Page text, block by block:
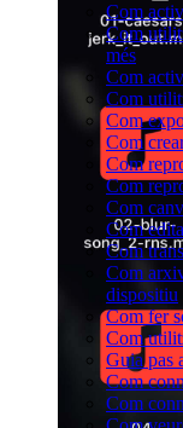
Com
Com
més
Com
Com
Com
Com
Com
Com
Com
Com
Com
Com
dispositiu
Com fer
Com
Guia pas
Com
Com